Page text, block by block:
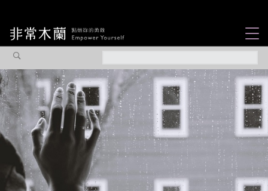
觀點專欄
焦點企劃
社會企業
認識我們